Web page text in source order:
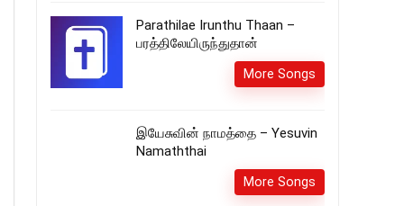
Parathilae Irunthu Thaan –
பரத்திலேயிருந்துதான்
More Songs
இயேசுவின் நாமத்தை – Yesuvin
Namaththai
More Songs